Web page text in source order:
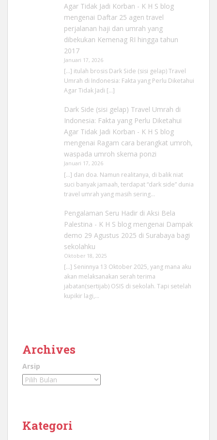
Agar Tidak Jadi Korban - K H S blog
mengenai Daftar 25 agen travel
perjalanan haji dan umrah yang
dibekukan Kemenag RI hingga tahun
2017
Januari 17, 2026
[…] itulah brosis Dark Side (sisi gelap) Travel
Umrah di Indonesia: Fakta yang Perlu Diketahui
Agar Tidak Jadi […]
Dark Side (sisi gelap) Travel Umrah di
Indonesia: Fakta yang Perlu Diketahui
Agar Tidak Jadi Korban - K H S blog
mengenai Ragam cara berangkat umroh,
waspada umroh skema ponzi
Januari 17, 2026
[…] dan doa. Namun realitanya, di balik niat
suci banyak jamaah, terdapat “dark side” dunia
travel umrah yang masih sering…
Pengalaman Seru Hadir di Aksi Bela
Palestina - K H S blogmengenai Dampak
demo 29 Agustus 2025 di Surabaya bagi
sekolahku
Oktober 18, 2025
[…] Seninnya 13 Oktober 2025, yang mana aku
akan melaksanakan serah terima
jabatan(sertijab) OSIS di sekolah. Tapi setelah
kupikir lagi,…
Archives
Arsip
Kategori